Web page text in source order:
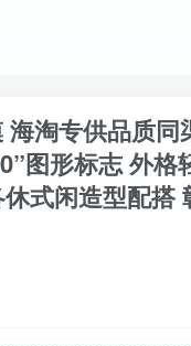
淘专供品质
图形标志 外格
式闲造型配搭